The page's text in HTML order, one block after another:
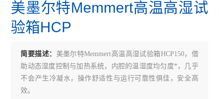
美墨尔特Memmert高温高湿试
验箱HCP
简要描述： 美墨尔特Memmert高温高湿试验箱HCP150，借
助动态湿度控制与加热系统，内腔的温湿度均匀度*，几乎
不会产生冷凝水，操作舒适性与运行可靠性俱佳，安全高
效。